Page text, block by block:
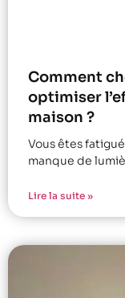
Comment
optimiser
maison ?
Vous êtes
manque de
Lire la suite »